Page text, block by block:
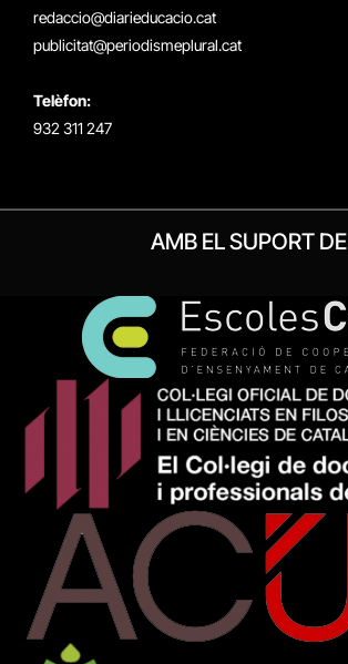
redaccio@diarieducacio.cat
publicitat@periodismeplural.cat
Telèfon:
932 311 247
AMB EL SUPORT DE